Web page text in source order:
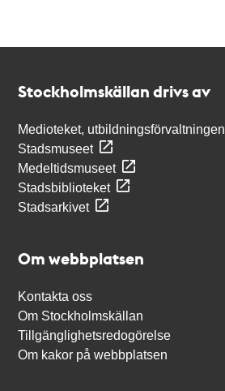
Stockholmskällan drivs av
Medioteket, utbildningsförvaltningen
Stadsmuseet
Medeltidsmuseet
Stadsbiblioteket
Stadsarkivet
Om webbplatsen
Kontakta oss
Om Stockholmskällan
Tillgänglighetsredogörelse
Om kakor på webbplatsen